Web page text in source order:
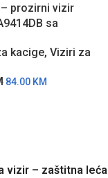
prozirni vizir
sa
kaciga
kacige, Viziri za
84.00 KM
vizir – zaštitna leća